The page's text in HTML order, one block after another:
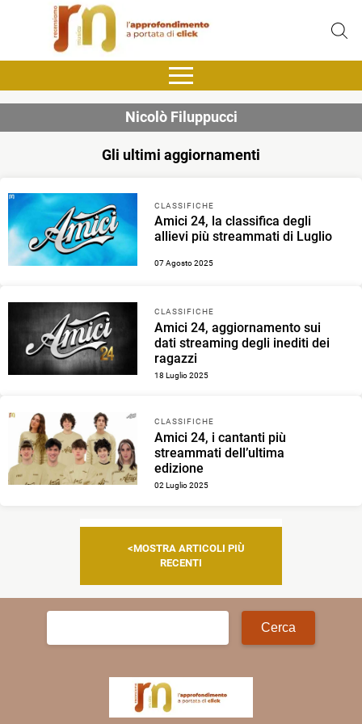
Nicolò Filuppucci
Gli ultimi aggiornamenti
CLASSIFICHE
Amici 24, la classifica degli
allievi più streammati di Luglio
07 Agosto 2025
CLASSIFICHE
Amici 24, aggiornamento sui
dati streaming degli inediti dei
ragazzi
18 Luglio 2025
CLASSIFICHE
Amici 24, i cantanti più
streammati dell’ultima
edizione
02 Luglio 2025
Navigazione
articoliMOSTRA ARTICOLI PIÙ
RECENTI
Ricerca